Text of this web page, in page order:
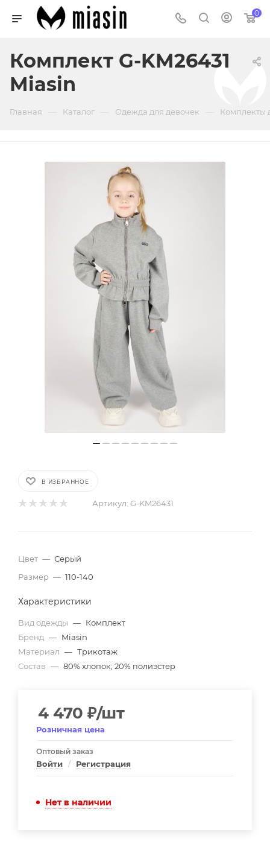
0
Комплект G-KM26431
Miasin
Главная Каталог Одежда для девочек Комплекты
В ИЗБРАННОЕ
Артикул: G-KM26431
Цвет — Серый
Размер — 110-140
Характеристики
Вид одежды — Комплект
Бренд — Miasin
Материал — Трикотаж
Состав — 80% хлопок; 20% полиэстер
4 470 ₽/шт
Розничная цена
Оптовый заказ
Войти / Регистрация
Нет в наличии